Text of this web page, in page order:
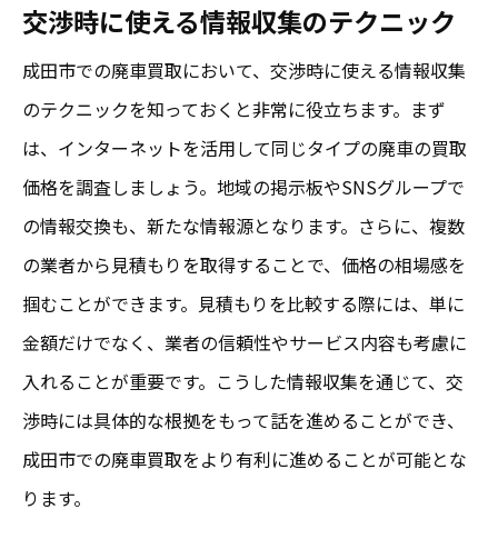
交渉時に使える情報収集のテクニック
成田市での廃車買取において、交渉時に使える情報収集
のテクニックを知っておくと非常に役立ちます。まず
は、インターネットを活用して同じタイプの廃車の買取
価格を調査しましょう。地域の掲示板やSNSグループで
の情報交換も、新たな情報源となります。さらに、複数
の業者から見積もりを取得することで、価格の相場感を
掴むことができます。見積もりを比較する際には、単に
金額だけでなく、業者の信頼性やサービス内容も考慮に
入れることが重要です。こうした情報収集を通じて、交
渉時には具体的な根拠をもって話を進めることができ、
成田市での廃車買取をより有利に進めることが可能とな
ります。